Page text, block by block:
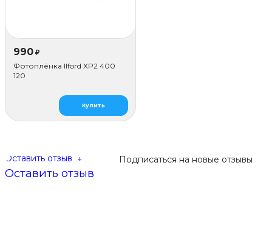
990 ₽
Фотоплёнка Ilford XP2 400
120
Купить
Подписаться на новые отзывы
Оставить отзыв ↓
Оставить отзыв